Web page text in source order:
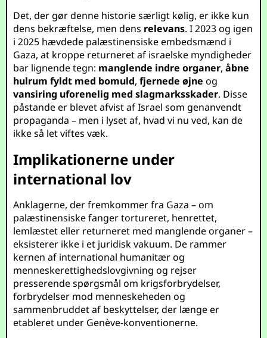
Det, der gør denne historie særligt kølig, er ikke kun
dens bekræftelse, men dens relevans. I 2023 og igen
i 2025 hævdede palæstinensiske embedsmænd i
Gaza, at kroppe returneret af israelske myndigheder
bar lignende tegn: manglende indre organer,åbne
hulrum fyldt med bomuld,fjernede øjne og
vansiring uforenelig med slagmarksskader. Disse
påstande er blevet afvist af Israel som genanvendt
propaganda – men i lyset af, hvad vi nu ved, kan de
ikke så let viftes væk.
Implikationerne under
international lov
Anklagerne, der fremkommer fra Gaza – om
palæstinensiske fanger tortureret, henrettet,
lemlæstet eller returneret med manglende organer –
eksisterer ikke i et juridisk vakuum. De rammer
kernen af international humanitær og
menneskerettighedslovgivning og rejser
presserende spørgsmål om krigsforbrydelser,
forbrydelser mod menneskeheden og
sammenbruddet af beskyttelser, der længe er
etableret under Genève-konventionerne.